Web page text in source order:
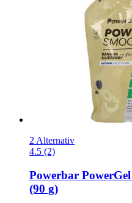
2 Alternativ
4.5 (2)
Powerbar
(90 g)